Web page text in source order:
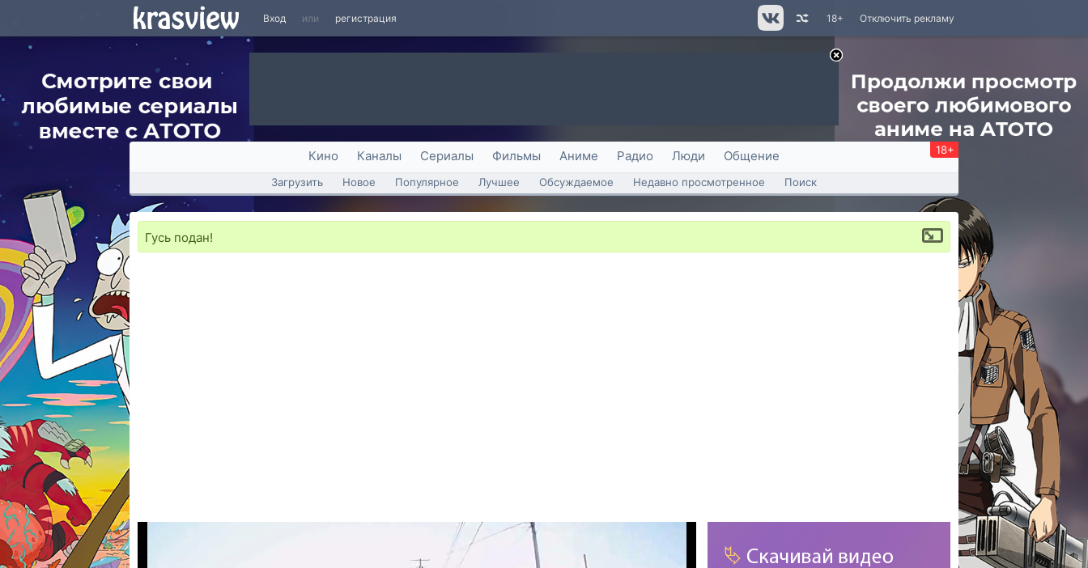
Вход или регистрация Отключить рекламу
18+
Кино Каналы Сериалы Фильмы Аниме Радио Люди Общение 18+
Загрузить Новое Популярное Лучшее Обсуждаемое Недавно просмотренное Поиск
Гусь подан!